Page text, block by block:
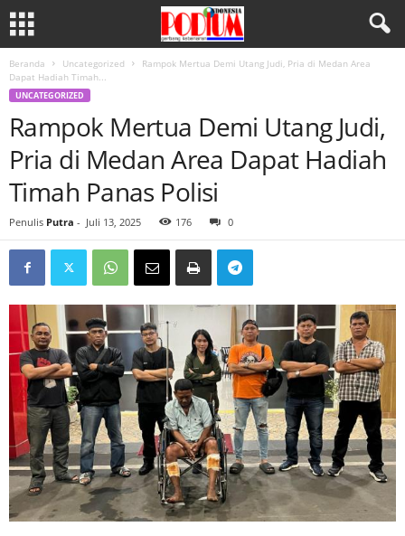
Beranda Uncategorized
Rampok Mertua Demi Utang Judi, Pria di Medan Area
Dapat Hadiah Timah...
UNCATEGORIZED
Rampok Mertua Demi Utang Judi,
Pria di Medan Area Dapat Hadiah
Timah Panas Polisi
Penulis Putra - Juli 13, 2025 176 0